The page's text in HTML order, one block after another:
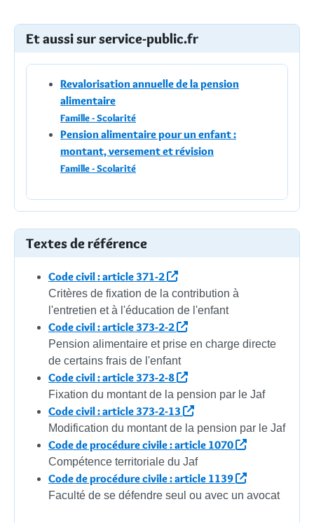
Et aussi sur service-public.fr
Revalorisation annuelle de la pension
alimentaire
Famille - Scolarité
Pension alimentaire pour un enfant :
montant, versement et révision
Famille - Scolarité
Textes de référence
Code civil : article 371-2
Critères de fixation de la contribution à
l'entretien et à l'éducation de l'enfant
Code civil : article 373-2-2
Pension alimentaire et prise en charge directe
de certains frais de l'enfant
Code civil : article 373-2-8
Fixation du montant de la pension par le Jaf
Code civil : article 373-2-13
Modification du montant de la pension par le Jaf
Code de procédure civile : article 1070
Compétence territoriale du Jaf
Code de procédure civile : article 1139
Faculté de se défendre seul ou avec un avocat